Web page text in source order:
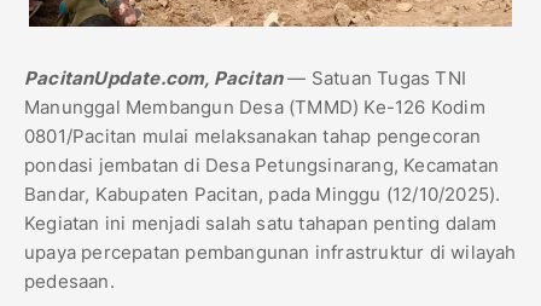
PacitanUpdate.com, Pacitan— Satuan Tugas TNI
Manunggal Membangun Desa (TMMD) Ke-126 Kodim
0801/Pacitan mulai melaksanakan tahap pengecoran
pondasi jembatan di Desa Petungsinarang, Kecamatan
Bandar, Kabupaten Pacitan, pada Minggu (12/10/2025).
Kegiatan ini menjadi salah satu tahapan penting dalam
upaya percepatan pembangunan infrastruktur di wilayah
pedesaan.